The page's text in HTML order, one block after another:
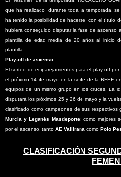
que ha realizado durante toda la temporada,
ha tenido la posibilidad de hacerse con el título
hubiera conseguido disputar la fase de ascenso
plantilla de edad media de 20 años al inicio
plantilla.
Play-off de ascenso
El sorteo de emparejamientos para el play-off
el próximo 14 de mayo en la sede de la RFEF
equipos de un mismo grupo en los cruces. La
disputará los próximos 25 y 26 de mayo y la
clasificado como campeones de sus respectivos
Murcia y Leganés Masdeporte; como mejores
por el ascenso, tanto AE Vallirana como Poio
CLASIFICACIÓN